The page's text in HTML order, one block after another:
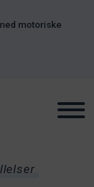
motoriske